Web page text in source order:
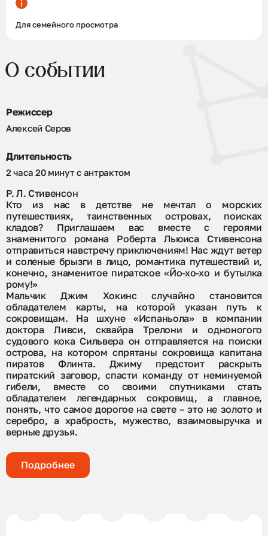
Для семейного просмотра
О событии
Режиссер
Алексей Серов
Длительность
2 часа 20 минут с антрактом
Р. Л. Стивенсон
Кто из нас в детстве не мечтал о морских
путешествиях, таинственных островах, поисках
кладов? Приглашаем вас вместе с героями
знаменитого романа Роберта Льюиса Стивенсона
отправиться навстречу приключениям! Нас ждут ветер
и соленые брызги в лицо, романтика путешествий и,
конечно, знаменитое пиратское «Йо-хо-хо и бутылка
рому!»
Мальчик Джим Хокинс случайно становится
обладателем карты, на которой указан путь к
сокровищам. На шхуне «Испаньола» в компании
доктора Ливси, сквайра Трелони и одноногого
судового кока Сильвера он отправляется на поиски
острова, на котором спрятаны сокровища капитана
пиратов Флинта. Джиму предстоит раскрыть
пиратский заговор, спасти команду от неминуемой
гибели, вместе со своими спутниками стать
обладателем легендарных сокровищ, а главное,
понять, что самое дорогое на свете – это не золото и
серебро, а храбрость, мужество, взаимовыручка и
верные друзья.
Создатели спектакля:
Режиссер-постановщик и автор инсценировки –
Алексей Серов
Подробнее